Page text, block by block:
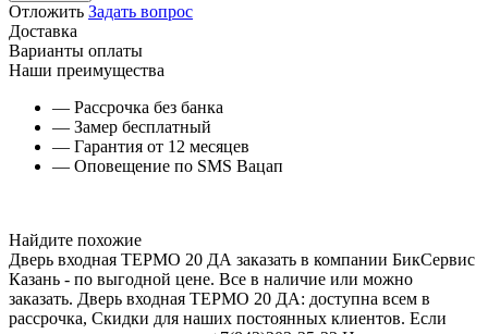
Отложить Задать вопрос
Доставка
Варианты оплаты
Наши преимущества
— Рассрочка без банка
— Замер бесплатный
— Гарантия от 12 месяцев
— Оповещение по SMS Вацап
Найдите похожие
Дверь входная ТЕРМО 20 ДА заказать в компании БикСервис
Казань - по выгодной цене. Все в наличие или можно
заказать. Дверь входная ТЕРМО 20 ДА: доступна всем в
рассрочка, Скидки для наших постоянных клиентов. Если